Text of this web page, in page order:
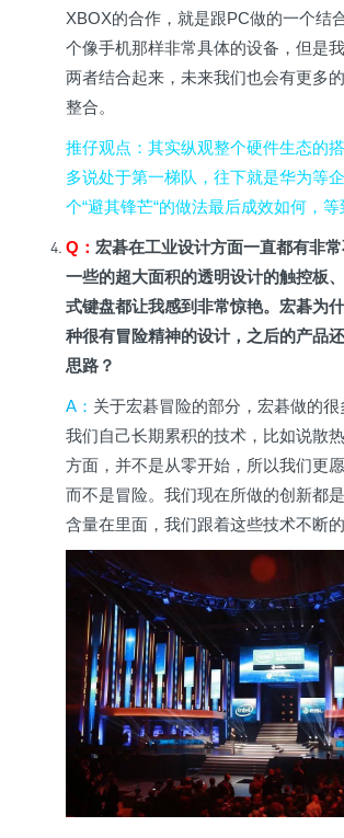
XBOX的合作，就是跟PC做的一个结
个像手机那样非常具体的设备，但是
两者结合起来，未来我们也会有更多
整合。
推仔观点 ：其实纵观整个硬件生态的
多说处于第一梯队，往下就是华为等
个“避其锋芒“的做法最后成效如何，等
Q ： 宏碁在工业设计方面一直都有非
一些的超大面积的透明设计的触控板
式键盘都让我感到非常惊艳。宏碁为
种很有冒险精神的设计，之后的产品
思路？
A ： 关于宏碁冒险的部分，宏碁做的
我们自己长期累积的技术，比如说散
方面，并不是从零开始，所以我们更
而不是冒险。我们现在所做的创新都
含量在里面，我们跟着这些技术不断的